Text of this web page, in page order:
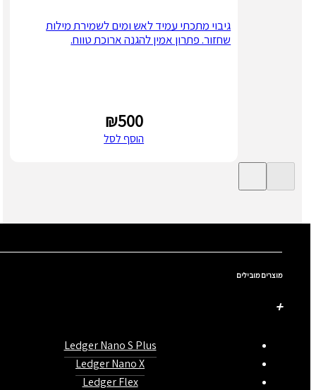
גיבוי מתכתי עמיד לאש ומים לשמירת מילות
שחזור. פתרון אמין להגנה ארוכת טווח.
₪500
הוסף לסל
מוצרים מובילים
Ledger Nano S Plus
Ledger Nano X
Ledger Flex